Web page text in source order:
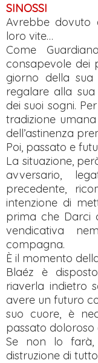
SINOSSI
Avrebbe dovuto
loro vite…
Come
consapevole dei
giorno della
regalare alla
dei suoi sogni.
tradizione
dell’astinenza
Poi, passato e
La situazione,
avversario,
precedente,
intenzione di
prima che Darci
vendicativa
compagna.
È il momento
Blaéz è
riaverla indietro
avere un futuro
suo cuore, è
passato
Se non lo farà,
distruzione di